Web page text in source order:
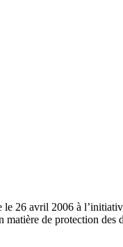
26 avril 2006 à
de protection des